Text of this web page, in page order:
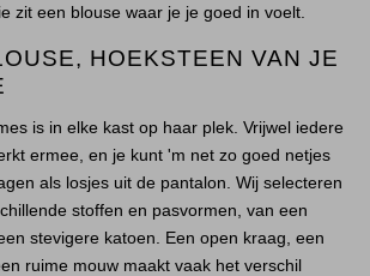
zit een blouse waar je je goed in voelt.
HOEKSTEEN VAN JE
is in elke kast op haar plek. Vrijwel iedere
ermee, en je kunt 'm net zo goed netjes
als losjes uit de pantalon. Wij selecteren
stoffen en pasvormen, van een
stevigere katoen. Een open kraag, een
ruime mouw maakt vaak het verschil